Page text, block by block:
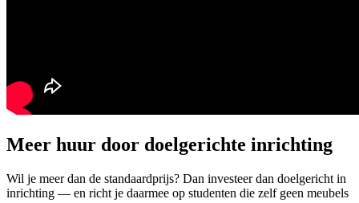
Meer huur door doelgerichte inrichting
Wil je meer dan de standaardprijs? Dan investeer dan doelgericht in
inrichting — en richt je daarmee op studenten die zelf geen meubels